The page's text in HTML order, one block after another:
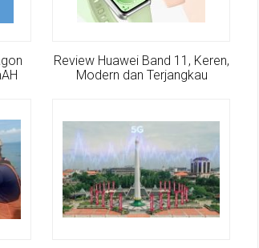
Review Huawei Band 11, Keren,
Modern dan Terjangkau